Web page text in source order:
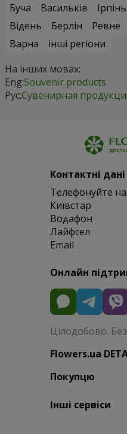
Буча
Васильків Ірпінь
Відень
Берлін Ревне
Варна
інші регіони
На інших мовах:
Eng:Souvenir products
Рус:Сувенирная
Контактні дані
Телефонуйте
Київстар
Водафон
Лайфсел
Email
Онлайн
Цілодобово.
Flowers.ua
Покупцю
Інші сервіси